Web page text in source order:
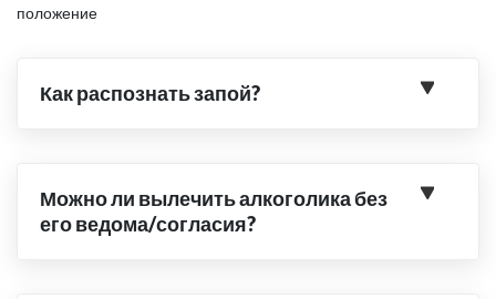
положение
Как распознать запой?
Можно ли вылечить алкоголика без
его ведома/согласия?